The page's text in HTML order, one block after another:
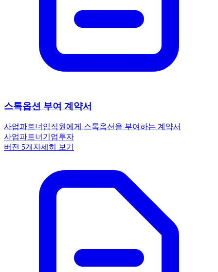
스톡옵션 부여 계약서
사업파트너 임직원에게 스톡옵션을 부여하는 계약서
사업파트너 기업투자
버전 5개 자세히 보기